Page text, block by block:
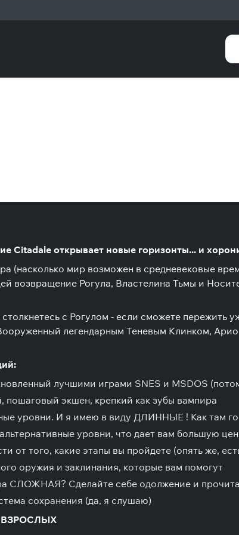
Citadale открывает новые горизонты... и
(насколько мир возможен в средневековые
возвращение Рогула, Властелина Тьмы и
с Рогулом - если сможете
легендарным Теневым Клинком,
лучшими играми SNES и MSDOS
пошаговый экшен, крепкий как зубы вампира
уровни. И я имею в виду ДЛИННЫЕ ! Как там
уровни, что дает вам большую
от того, какие этапы вы пройдете (опять же,
оружия и заклинания, которые вам помогут
СЛОЖНАЯ? Сделайте себе одолжение и
сохранения (да, я слушаю)